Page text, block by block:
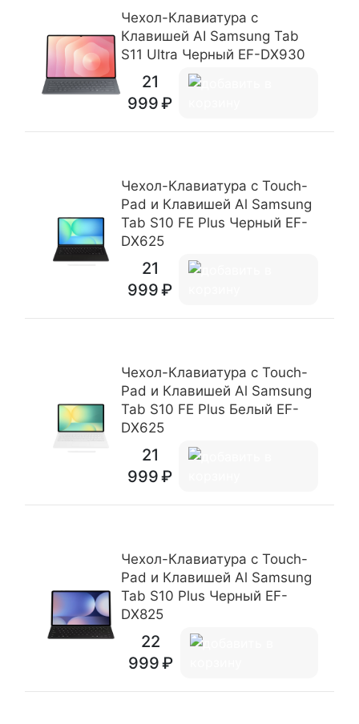
Чехол-Клавиатура с
Клавишей AI Samsung Tab
S11 Ultra Черный EF-DX930
21
999
Чехол-Клавиатура c Touch-
Pad и Клавишей Al Samsung
Tab S10 FE Plus Черный EF-
DX625
21
999
Чехол-Клавиатура c Touch-
Pad и Клавишей Al Samsung
Tab S10 FE Plus Белый EF-
DX625
21
999
Чехол-Клавиатура c Touch-
Pad и Клавишей Al Samsung
Tab S10 Plus Черный EF-
DX825
22
999